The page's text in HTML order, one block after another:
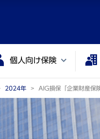
個人向け保険
2024年 AIG損保「企業財産保